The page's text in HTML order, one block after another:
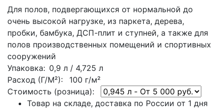
Для полов, подвергающихся от нормальной до
очень высокой нагрузке, из паркета, дерева,
пробки, бамбука, ДСП-плит и ступней, а также для
полов производственных помещений и спортивных
сооружений
Упаковка: 0,9 л / 4,725 л
Расход (Г/М²): 100 г/м²
Стоимость (розница):
Товар на складе, доставка по России от 1 дня